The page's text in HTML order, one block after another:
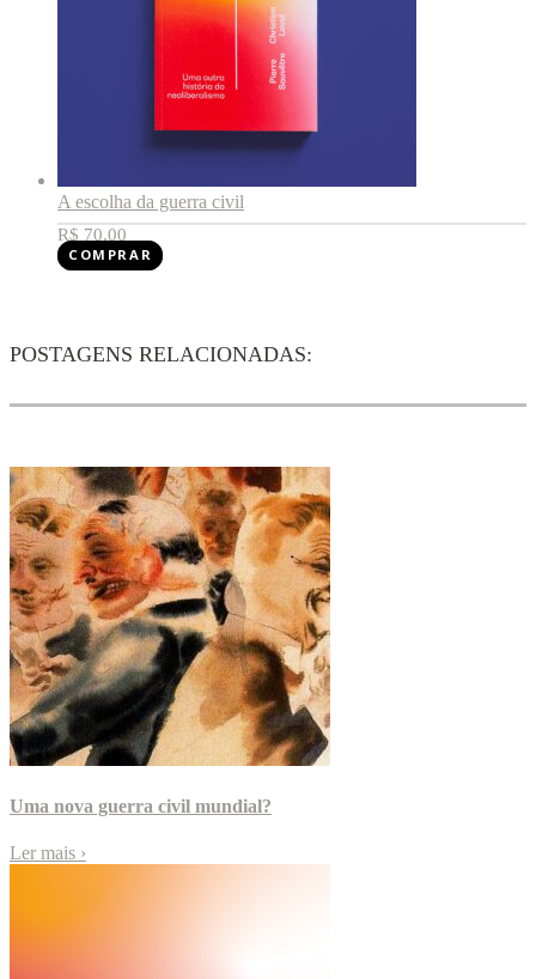
A escolha da guerra civil
R$ 70,00
COMPRAR
POSTAGENS RELACIONADAS:
Uma nova guerra civil mundial?
Ler mais ›